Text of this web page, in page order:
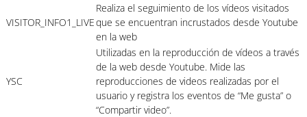
VISITOR_INFO1_LIVE
Realiza el seguimiento de los vídeos visitados
que se encuentran incrustados desde Youtube
en la web
YSC
Utilizadas en la reproducción de vídeos a través
de la web desde Youtube. Mide las
reproducciones de videos realizadas por el
usuario y registra los eventos de “Me gusta” o
“Compartir video”.